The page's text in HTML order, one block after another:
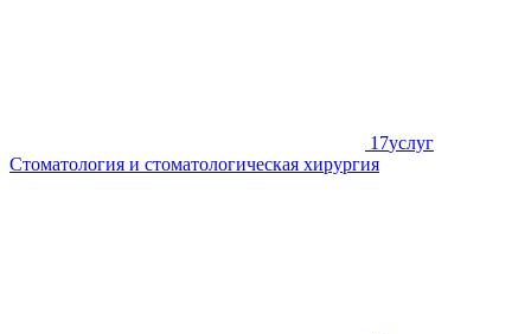
17услуг
Стоматология и стоматологическая хирургия